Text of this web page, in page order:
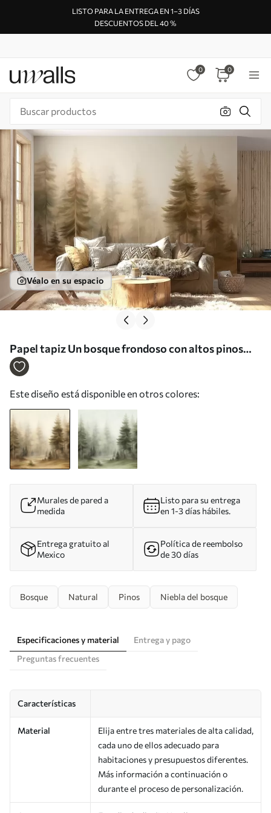
LISTO PARA LA ENTREGA EN 1–3 DÍAS
DESCUENTOS DEL 40 %
0 0
Véalo en su espacio
Papel tapiz Un bosque frondoso con altos pinos
envueltos en una ligera niebla; obra de arte
Este diseño está disponible en otros colores:
Murales de pared a
medida
Listo para su entrega
en 1-3 días hábiles.
Entrega gratuito al
Mexico
Política de reembolso
de 30 días
Bosque Natural Pinos Niebla del bosque
Especificaciones y material
Entrega y pago
Preguntas frecuentes
Características
Material
Elija entre tres materiales de alta calidad,
cada uno de ellos adecuado para
habitaciones y presupuestos diferentes.
Más información a continuación o
durante el proceso de personalización.